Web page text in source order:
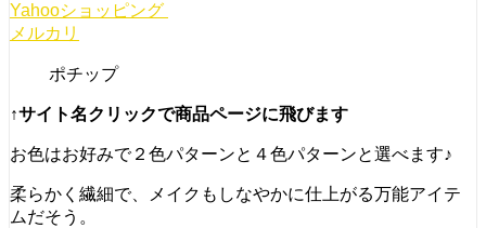
Yahooショッピング
メルカリ
ポチップ
↑サイト名クリックで商品ページに飛びます
お色はお好みで２色パターンと４色パターンと選べます♪
柔らかく繊細で、メイクもしなやかに仕上がる万能アイテ
ムだそう。